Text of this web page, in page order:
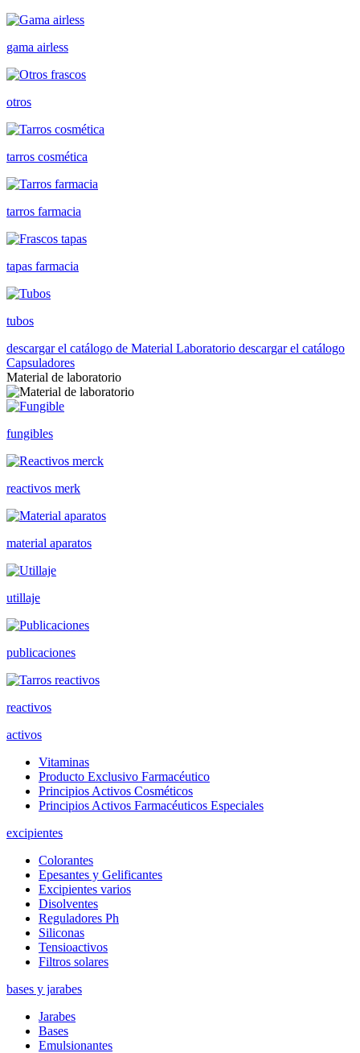
gama airless
otros
tarros cosmética
tarros farmacia
tapas farmacia
tubos
descargar el catálogo de Material Laboratorio descargar el catálogo
Capsuladores
Material de laboratorio
fungibles
reactivos merk
material aparatos
utillaje
publicaciones
reactivos
activos
Vitaminas
Producto Exclusivo Farmacéutico
Principios Activos Cosméticos
Principios Activos Farmacéuticos Especiales
excipientes
Colorantes
Epesantes y Gelificantes
Excipientes varios
Disolventes
Reguladores Ph
Siliconas
Tensioactivos
Filtros solares
bases y jarabes
Jarabes
Bases
Emulsionantes